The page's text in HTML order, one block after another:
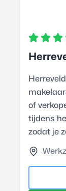
of
tijdens
zodat je